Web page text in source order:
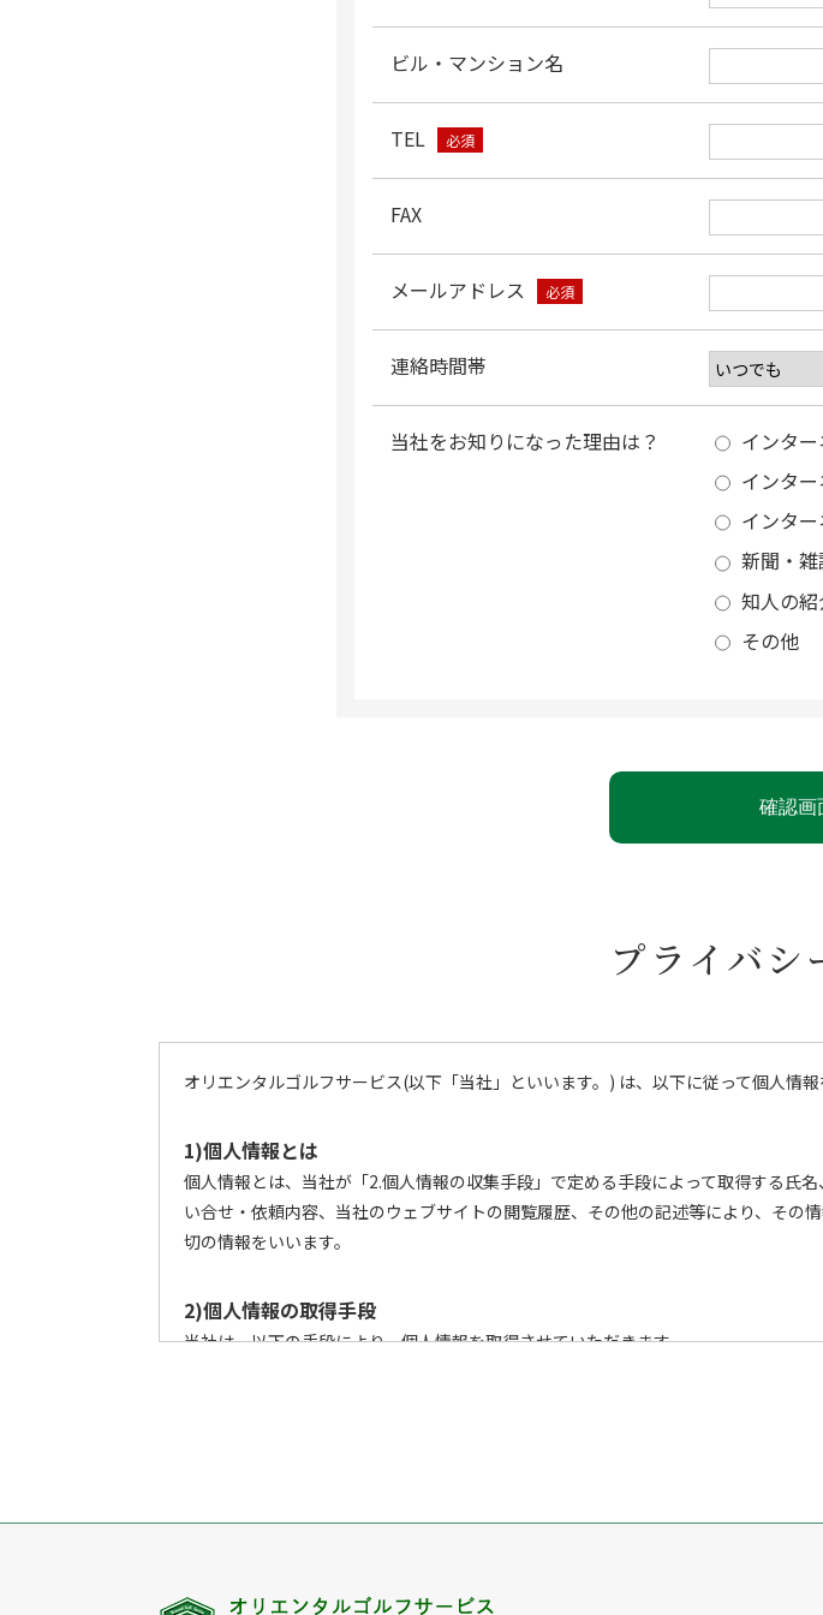
ビル・マンション名
TEL 必須
FAX
メールアドレス 必須
連絡時間帯
当社をお知りになった理由は？
インター
インター
インター
新聞・
知人の紹
その他
プライバシ
オリエンタルゴルフサービス(以下「当社」といいます。) は、以下に従って個人情報
1)個人情報とは
個人情報とは、当社が「2.個人情報の収集手段」で定める手段によって取得する氏
い合せ・依頼内容、当社のウェブサイトの閲覧履歴、その他の記述等により、そ
切の情報をいいます。
2)個人情報の取得手段
当社は、以下の手段により、個人情報を取得させていただきます。
3)個人情報の利用目的
3-1. お客様に関する個人情報